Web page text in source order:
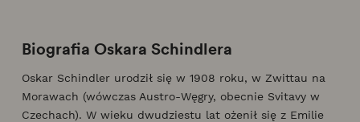
Biografia Oskara Schindlera
Oskar Schindler urodził się w 1908 roku, w Zwittau na
Morawach (wówczas Austro-Węgry, obecnie Svitavy w
Czechach). W wieku dwudziestu lat ożenił się z Emilie